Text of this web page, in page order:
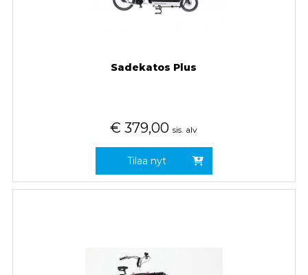
Sadekatos Plus
€ 379,00 sis. alv
Tilaa nyt